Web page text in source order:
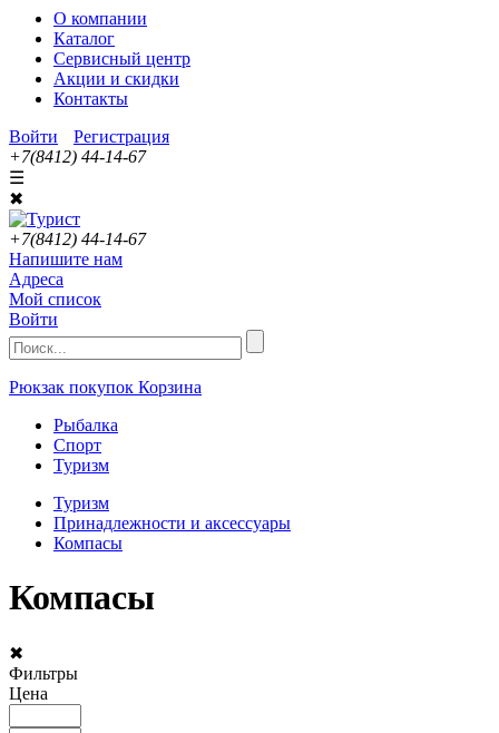
О компании
Каталог
Сервисный центр
Акции и скидки
Контакты
Войти
Регистрация
+7(8412) 44-14-67
☰
✖
+7(8412) 44-14-67
Напишите нам
Адреса
Мой список
Войти
Рюкзак покупок Корзина
Рыбалка
Спорт
Туризм
Туризм
Принадлежности и аксессуары
Компасы
Компасы
✖
Фильтры
Цена